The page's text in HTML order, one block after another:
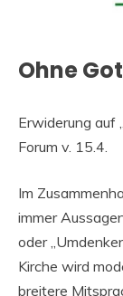
Ohne
Erwiderung auf
Forum v. 15.4.
Im
immer
oder
Kirche wird
breitere